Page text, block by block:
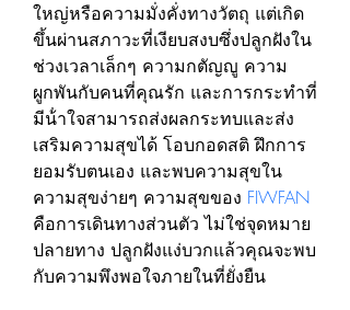
ใหญ่หรือความมั่งคั่งทางวัตถุ แต่เกิด
ขึ้นผ่านสภาวะที่เงียบสงบซึ่งปลูกฝังใน
ช่วงเวลาเล็กๆ ความกตัญญู ความ
ผูกพันกับคนที่คุณรัก และการกระทําที่
มีน้ําใจสามารถส่งผลกระทบและส่ง
เสริมความสุขได้ โอบกอดสติ ฝึกการ
ยอมรับตนเอง และพบความสุขใน
ความสุขง่ายๆ ความสุขของ FIWFAN
คือการเดินทางส่วนตัว ไม่ใช่จุดหมาย
ปลายทาง ปลูกฝังแง่บวกแล้วคุณจะพบ
กับความพึงพอใจภายในที่ยั่งยืน